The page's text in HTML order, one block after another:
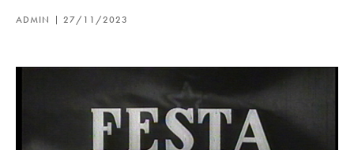
ADMIN 27/11/2023